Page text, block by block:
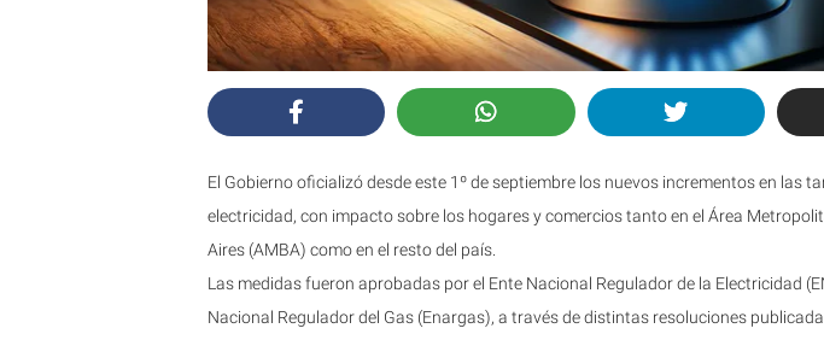
El Gobierno oficializó desde este 1º de septiembre los nuevos incrementos en las
electricidad, con impacto sobre los hogares y comercios tanto en el Área
Aires (AMBA) como en el resto del país.
Las medidas fueron aprobadas por el Ente Nacional Regulador de la Electricidad
Nacional Regulador del Gas (Enargas), a través de distintas resoluciones